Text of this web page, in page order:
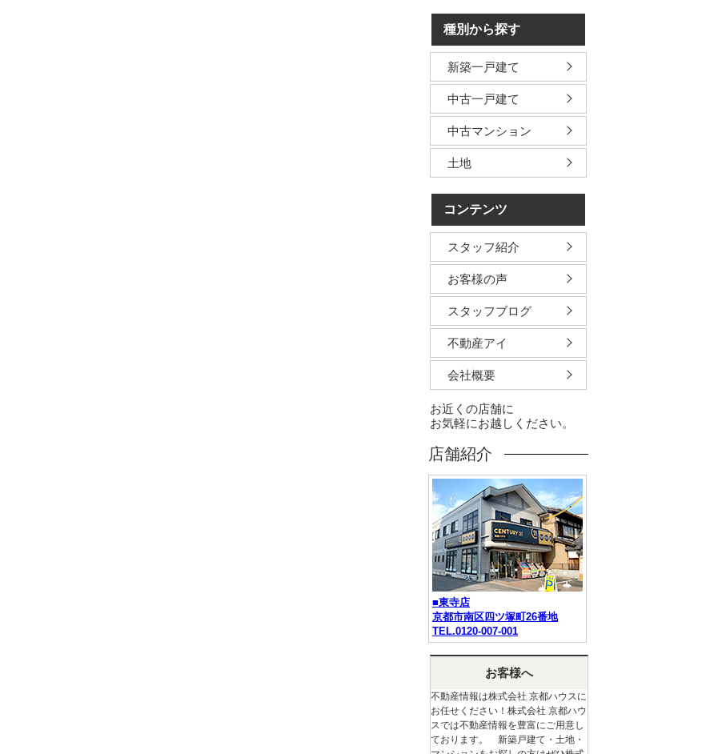
種別から探す
新築一戸建て
中古一戸建て
中古マンション
土地
コンテンツ
スタッフ紹介
お客様の声
スタッフブログ
不動産アイ
会社概要
お近くの店舗に
お気軽にお越しください。
店舗紹介
■東寺店
京都市南区四ツ塚町26番地
TEL.0120-007-001
お客様へ
不動産情報は株式会社 京都ハウスに
お任せください！株式会社 京都ハウ
スでは不動産情報を豊富にご用意し
ております。 新築戸建て・土地・